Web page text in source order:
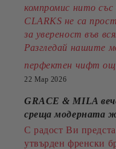
компромис нито
CLARKS не са
за увереност във
Разгледай нашите
перфектен чифт
22 Мар 2026
GRACE & MILA
среща модерната
С радост Ви
утвърден френски